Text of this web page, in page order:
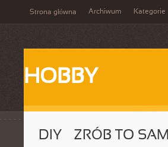
Strona główna Archiwum Kategorie
HOBBY
DIY – ZRÓB TO SAM